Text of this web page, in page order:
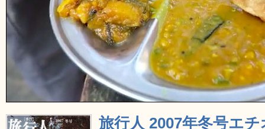
旅行人 2007年冬号エ